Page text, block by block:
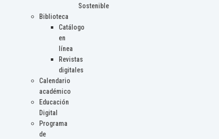
Sostenible
Biblioteca
Catálogo
en
línea
Revistas
digitales
Calendario
académico
Educación
Digital
Programa
de